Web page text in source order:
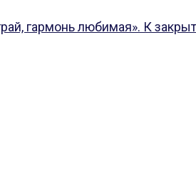
гармонь любимая». К